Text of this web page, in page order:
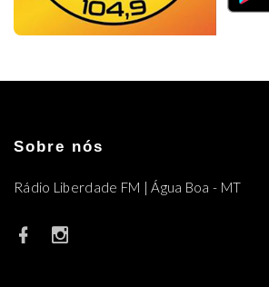
Sobre nós
Rádio Liberdade FM | Água Boa - MT